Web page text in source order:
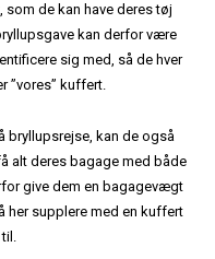
de kan have deres tøj
kan derfor være
sig med, så de hver
”vores” kuffert.
bryllupsrejse, kan de også
alt deres bagage med både
give dem en bagagevægt
her supplere med en kuffert